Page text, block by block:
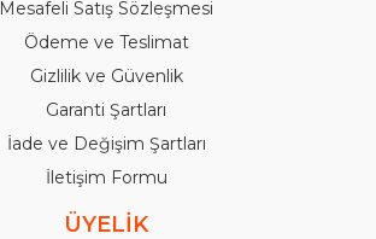
Mesafeli Satış Sözleşmesi
Ödeme ve Teslimat
Gizlilik ve Güvenlik
Garanti Şartları
İade ve Değişim Şartları
İletişim Formu
ÜYELİK